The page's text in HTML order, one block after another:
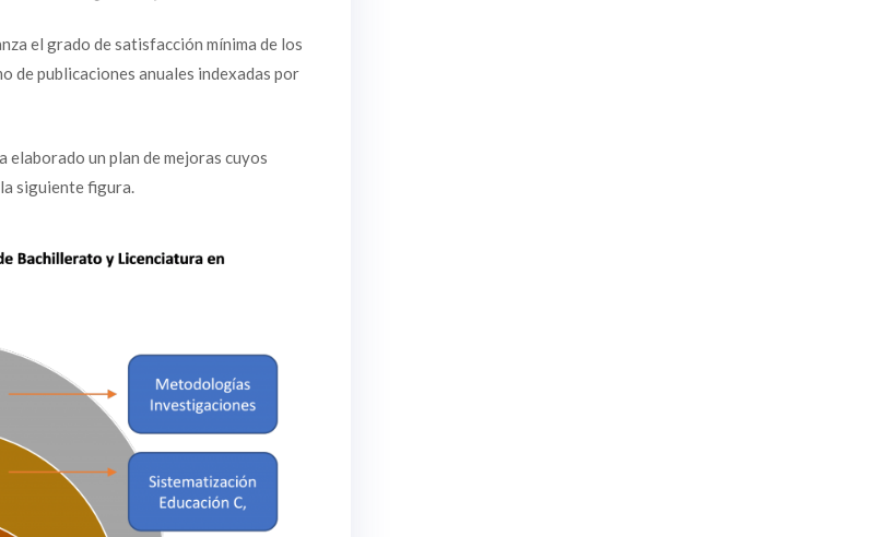
el grado de satisfacción mínima de los
de publicaciones anuales indexadas por
elaborado un plan de mejoras cuyos
siguiente figura.